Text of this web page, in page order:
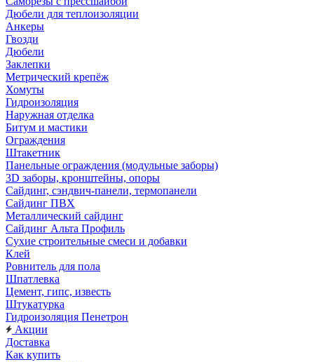
Дюбели для теплоизоляции
Анкеры
Гвозди
Дюбели
Заклепки
Метрический крепёж
Хомуты
Гидроизоляция
Наружная отделка
Битум и мастики
Ограждения
Штакетник
Панельные ограждения (модульные заборы)
3D заборы, кронштейны, опоры
Cайдинг, сэндвич-панели, термопанели
Сайдинг ПВХ
Металлический сайдинг
Сайдинг Альта Профиль
Сухие строительные смеси и добавки
Клей
Ровнитель для пола
Шпатлевка
Цемент, гипс, известь
Штукатурка
Гидроизоляция Пенетрон
Акции
Доставка
Как купить